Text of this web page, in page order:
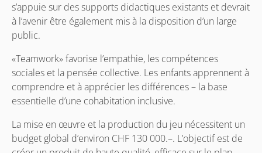
s’appuie sur des supports didactiques existants et devrait
à l’avenir être également mis à la disposition d’un large
public.
«Teamwork» favorise l’empathie, les compétences
sociales et la pensée collective. Les enfants apprennent à
comprendre et à apprécier les différences – la base
essentielle d’une cohabitation inclusive.
La mise en œuvre et la production du jeu nécessitent un
budget global d’environ CHF 130 000.–. L’objectif est de